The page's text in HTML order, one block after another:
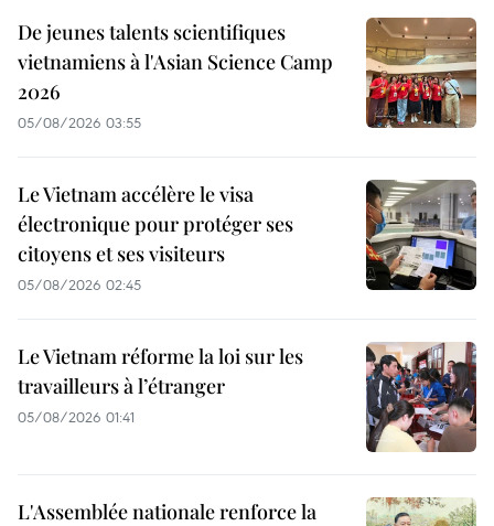
De jeunes talents scientifiques
vietnamiens à l'Asian Science Camp
2026
05/08/2026 03:55
Le Vietnam accélère le visa
électronique pour protéger ses
citoyens et ses visiteurs
05/08/2026 02:45
Le Vietnam réforme la loi sur les
travailleurs à l’étranger
05/08/2026 01:41
L'Assemblée nationale renforce la